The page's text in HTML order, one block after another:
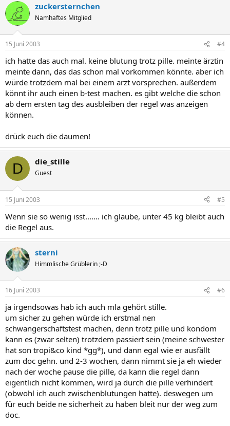
zuckersternchen
Namhaftes Mitglied
15 Juni 2003 #4
ich hatte das auch mal. keine blutung trotz pille. meinte ärztin
meinte dann, das das schon mal vorkommen könnte. aber ich
würde trotzdem mal bei einem arzt vorsprechen. außerdem
könnt ihr auch einen b-test machen. es gibt welche die schon
ab dem ersten tag des ausbleiben der regel was anzeigen
können.
drück euch die daumen!
D die_stille
Guest
15 Juni 2003 #5
Wenn sie so wenig isst....... ich glaube, unter 45 kg bleibt auch
die Regel aus.
sterni
Himmlische Grüblerin ;-D
16 Juni 2003 #6
ja irgendsowas hab ich auch mla gehört stille.
um sicher zu gehen würde ich erstmal nen
schwangerschaftstest machen, denn trotz pille und kondom
kann es (zwar selten) trotzdem passiert sein (meine schwester
hat son tropi&co kind *gg*), und dann egal wie er ausfällt
zum doc gehn. und 2-3 wochen, dann nimmt sie ja eh wieder
nach der woche pause die pille, da kann die regel dann
eigentlich nicht kommen, wird ja durch die pille verhindert
(obwohl ich auch zwischenblutungen hatte). deswegen um
für euch beide ne sicherheit zu haben bleit nur der weg zum
doc.